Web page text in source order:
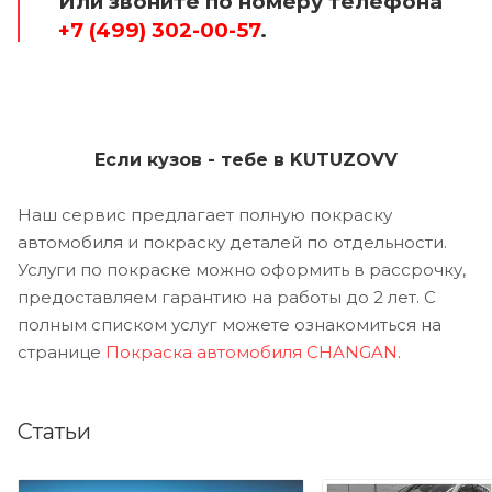
+7 (499) 302-00-57.
Если кузов - тебе в KUTUZOVV
Наш сервис предлагает полную покраску
автомобиля и покраску деталей по отдельности.
Услуги по покраске можно оформить в рассрочку,
предоставляем гарантию на работы до 2 лет. С
полным списком услуг можете ознакомиться на
странице Покраска автомобиля CHANGAN.
Статьи